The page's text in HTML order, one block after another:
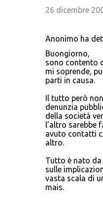
26 dicembre
Anonimo ha
Buongiorno,
sono contento
mi soprende,
parti in causa.
Il tutto però
denunzia
della società
l'altro sarebbe
avuto contatti
altro.
Tutto è nato
sulle
vasta scala di
mais.